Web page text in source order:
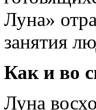
Луна»
занятия
Как и во
Луна